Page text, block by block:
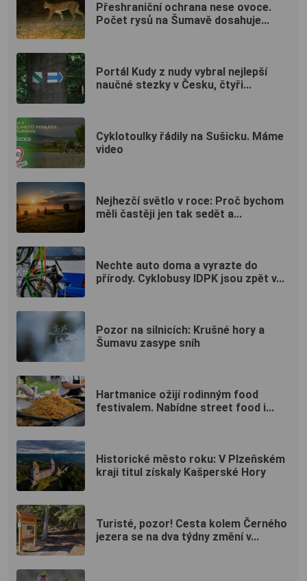
Přeshraniční ochrana nese ovoce.
Počet rysů na Šumavě dosahuje...
Portál Kudy z nudy vybral nejlepší
naučné stezky v Česku, čtyři...
Cyklotoulky řádily na Sušicku. Máme
video
Nejhezčí světlo v roce: Proč bychom
měli častěji jen tak sedět a...
Nechte auto doma a vyrazte do
přírody. Cyklobusy IDPK jsou zpět v...
Pozor na silnicích: Krušné hory a
Šumavu zasype sníh
Hartmanice ožijí rodinným food
festivalem. Nabídne street food i...
Historické město roku: V Plzeňském
kraji titul získaly Kašperské Hory
Turisté, pozor! Cesta kolem Černého
jezera se na dva týdny změní v...